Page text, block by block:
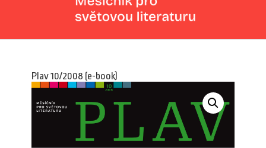
Plav 10/2008 (e-book)